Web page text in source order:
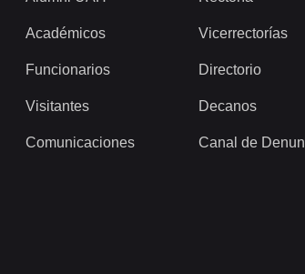
Académicos
Funcionarios
Visitantes
Comunicaciones
Vicerrectorías
Directorio
Decanos
Canal de